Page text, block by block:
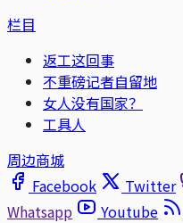
栏目
返工这回事
不重磅记者自留地
女人没有国家？
工具人
周边商城
Facebook
Twitter
Whatsapp
Youtube